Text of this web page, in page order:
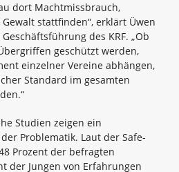
dort Machtmissbrauch,
stattfinden“, erklärt Üwen
des KRF. „Ob
geschützt werden,
einzelner Vereine abhängen,
Standard im gesamten
Studien zeigen ein
Problematik. Laut der Safe-
Prozent der befragten
der Jungen von Erfahrungen